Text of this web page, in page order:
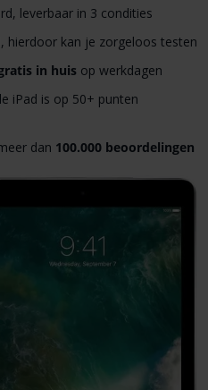
leverbaar in 3 condities
, hierdoor kan je zorgeloos testen
in huis op werkdagen
iPad is op 50+ punten
dan 100.000 beoordelingen